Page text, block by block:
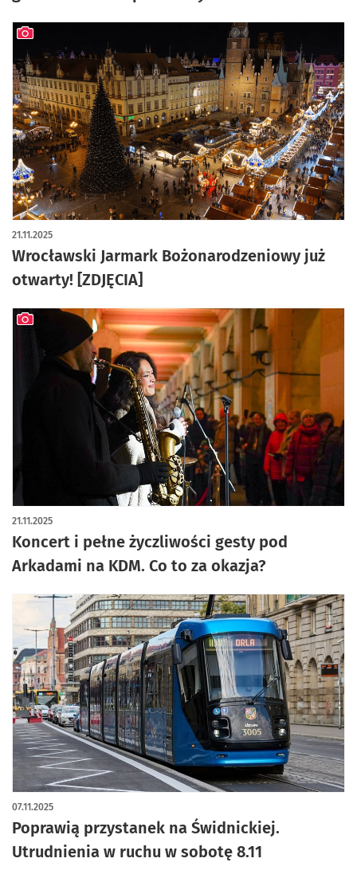
Wrocławski Jarmark Bożonarodzeniowy już
otwarty! [ZDJĘCIA]
21.11.2025
artykuł z galerią zdjęć
Koncert i pełne życzliwości gesty pod
Arkadami na KDM. Co to za okazja?
21.11.2025
artykuł z galerią zdjęć
Poprawią przystanek na Świdnickiej.
Utrudnienia w ruchu w sobotę 8.11
07.11.2025